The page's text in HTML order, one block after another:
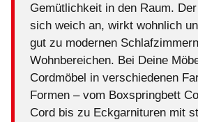
Gemütlichkeit in den Raum.
sich weich an, wirkt wohnlich
gut zu modernen
Wohnbereichen. Bei Deine
Cordmöbel in verschiedenen
Formen – vom Boxspringbett
Cord bis zu Eckgarnituren mit